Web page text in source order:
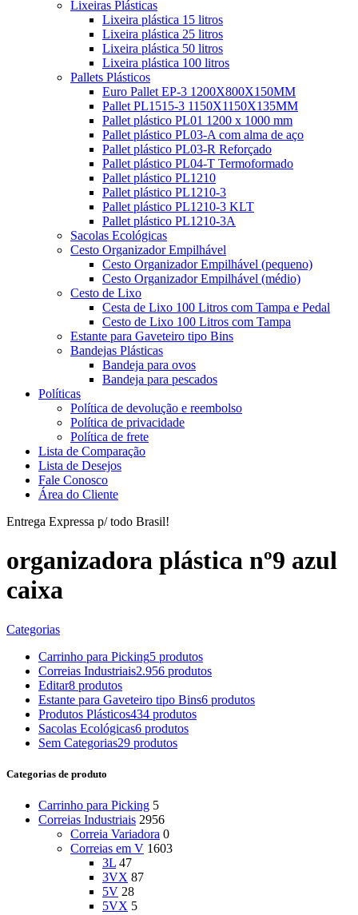
Lixeiras Plásticas
Lixeira plástica 15 litros
Lixeira plástica 25 litros
Lixeira plástica 50 litros
Lixeira plástica 100 litros
Pallets Plásticos
Euro Pallet EP-3 1200X800X150MM
Pallet PL1515-3 1150X1150X135MM
Pallet plástico PL01 1200 x 1000 mm
Pallet plástico PL03-A com alma de aço
Pallet plástico PL03-R Reforçado
Pallet plástico PL04-T Termoformado
Pallet plástico PL1210
Pallet plástico PL1210-3
Pallet plástico PL1210-3 KLT
Pallet plástico PL1210-3A
Sacolas Ecológicas
Cesto Organizador Empilhável
Cesto Organizador Empilhável (pequeno)
Cesto Organizador Empilhável (médio)
Cesto de Lixo
Cesta de Lixo 100 Litros com Tampa e Pedal
Cesto de Lixo 100 Litros com Tampa
Estante para Gaveteiro tipo Bins
Bandejas Plásticas
Bandeja para ovos
Bandeja para pescados
Políticas
Política de devolução e reembolso
Política de privacidade
Política de frete
Lista de Comparação
Lista de Desejos
Fale Conosco
Área do Cliente
Entrega Expressa p/ todo Brasil!
organizadora plástica nº9 azul
caixa
Categorias
Carrinho para Picking5 produtos
Correias Industriais2.956 produtos
Editar8 produtos
Estante para Gaveteiro tipo Bins6 produtos
Produtos Plásticos434 produtos
Sacolas Ecológicas6 produtos
Sem Categorias29 produtos
Categorias de produto
Carrinho para Picking 5
Correias Industriais 2956
Correia Variadora 0
Correias em V 1603
3L 47
3VX 87
5V 28
5VX 5